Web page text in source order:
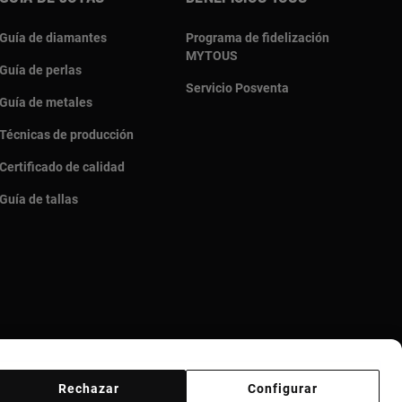
Guía de diamantes
Guía de perlas
Guía de metales
Técnicas de producción
Certificado de calidad
Guía de tallas
Programa de fidelización
MYTOUS
Servicio Posventa
Configurar
Rechazar